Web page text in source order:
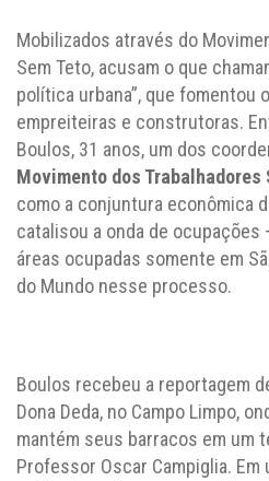
Mobilizados através do
Sem Teto, acusam o que
política urbana”, que fomentou
empreiteiras e construtoras.
Boulos, 31 anos, um dos
Movimento dos Trabalhadores
como a conjuntura econômica
catalisou a onda de
áreas ocupadas somente em
do Mundo nesse processo.
Boulos recebeu a reportagem
Dona Deda, no Campo Limpo,
mantém seus barracos em um
Professor Oscar Campiglia. Em